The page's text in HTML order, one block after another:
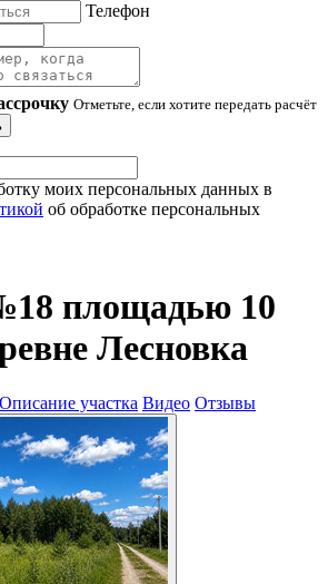
Телефон
Отметьте, если хотите передать расчёт
моих персональных данных в
об обработке персональных
площадью 10
Лесновка
Описание участка Видео Отзывы